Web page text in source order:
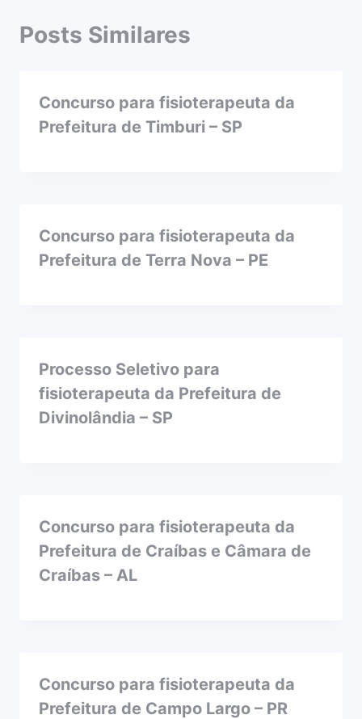
Posts Similares
Concurso para fisioterapeuta da
Prefeitura de Timburi – SP
Concurso para fisioterapeuta da
Prefeitura de Terra Nova – PE
Processo Seletivo para
fisioterapeuta da Prefeitura de
Divinolândia – SP
Concurso para fisioterapeuta da
Prefeitura de Craíbas e Câmara de
Craíbas – AL
Concurso para fisioterapeuta da
Prefeitura de Campo Largo – PR